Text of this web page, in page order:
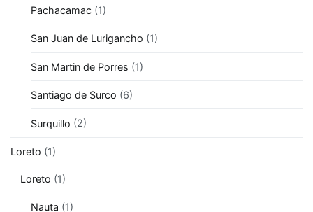
Pachacamac(1)
San Juan de Lurigancho (1)
San Martin de Porres (1)
Santiago de Surco (6)
Surquillo (2)
Loreto (1)
Loreto (1)
Nauta (1)